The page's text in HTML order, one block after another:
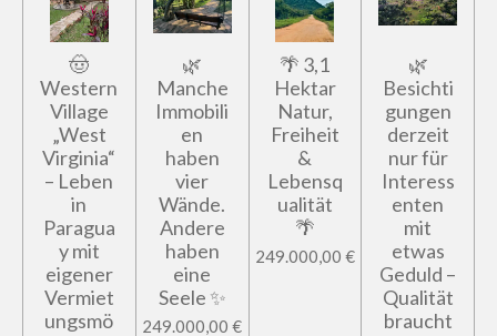
🤠
Western
Village
„West
Virginia“
– Leben
in
Paragua
y mit
eigener
Vermiet
ungsmö
🌿
Manche
Immobili
en
haben
vier
Wände.
Andere
haben
eine
Seele ✨
249.000,00 €
🌴 3,1
Hektar
Natur,
Freiheit
&
Lebensq
ualität
🌴
249.000,00 €
🌿
Besichti
gungen
derzeit
nur für
Interess
enten
mit
etwas
Geduld –
Qualität
braucht